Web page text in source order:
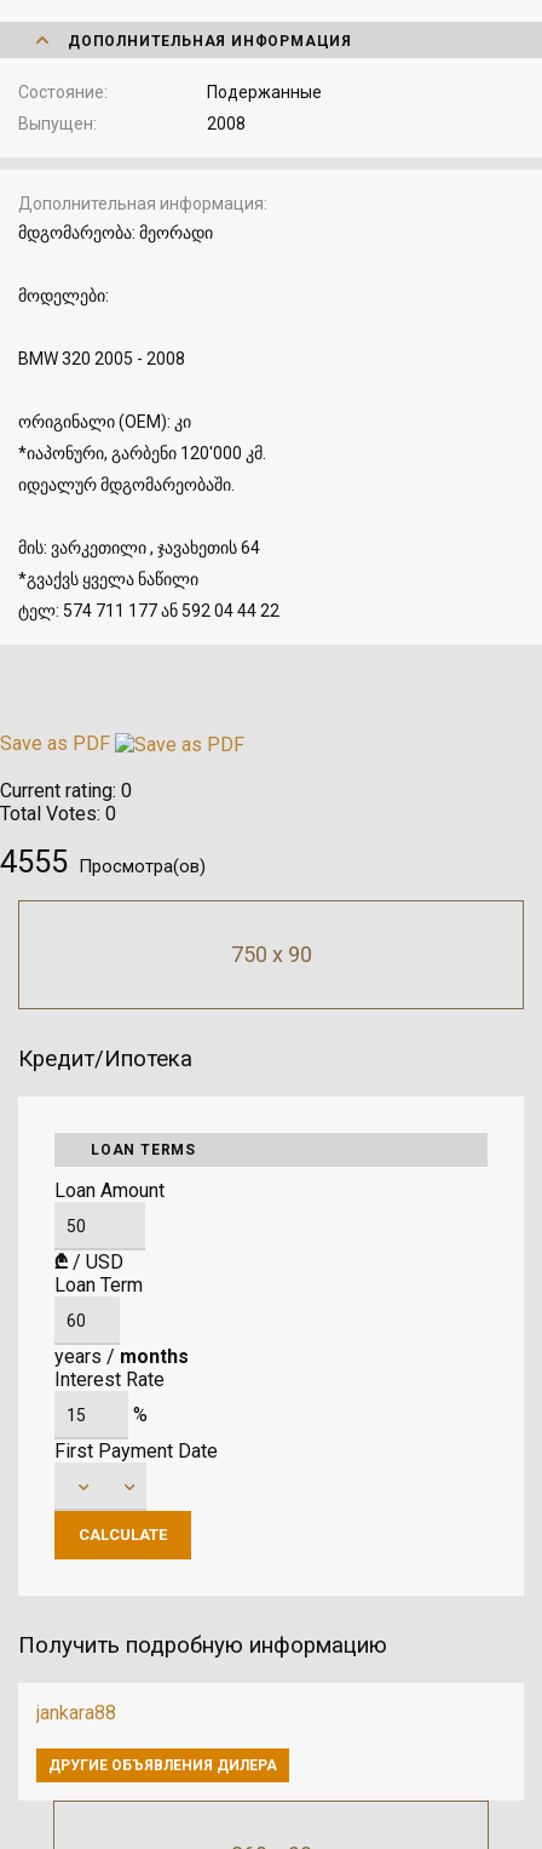
ДОПОЛНИТЕЛЬНАЯ ИНФОРМАЦИЯ
Состояние
Подержанные
Выпущен
2008
Дополнительная информация
მდგომარეობა: მეორადი
მოდელები:
BMW 320 2005 - 2008
ორიგინალი (OEM): კი
*იაპონური, გარბენი 120'000 კმ.
იდეალურ მდგომარეობაში.
მის: ვარკეთილი , ჯავახეთის 64
*გვაქვს ყველა ნაწილი
ტელ: 574 711 177 ან 592 04 44 22
Save as PDF
Current rating: 0
Total Votes: 0
4555 Просмотра(ов)
750 x 90
Кредит/Ипотека
LOAN TERMS
Loan Amount
₾ / USD
Loan Term
years / months
Interest Rate
%
First Payment Date
Получить подробную информацию
jankara88
ДРУГИЕ ОБЪЯВЛЕНИЯ ДИЛЕРА